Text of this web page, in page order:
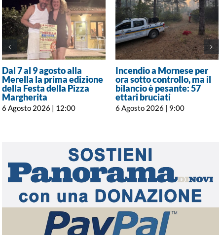
Dal 7 al 9 agosto alla
Merella la prima edizione
della Festa della Pizza
Margherita
6 Agosto 2026 | 12:00
Incendio a Mornese per
ora sotto controllo, ma il
bilancio è pesante: 57
ettari bruciati
6 Agosto 2026 | 9:00